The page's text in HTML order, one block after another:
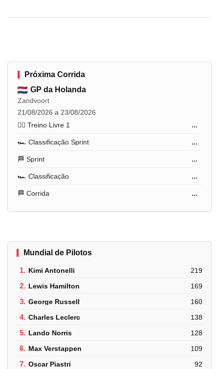
Próxima Corrida
GP da Holanda
Zandvoort
21/08/2026 a 23/08/2026
🏋️‍♂️ Treino Livre 1
...
🏎️ Classificação Sprint ...
🏁 Sprint ...
🏎️ Classificação ...
🏁 Corrida ...
Mundial de Pilotos
1. Kimi Antonelli 219
2. Lewis Hamilton 169
3. George Russell 160
4. Charles Leclerc 138
5. Lando Norris 128
6. Max Verstappen 109
7. Oscar Piastri 92